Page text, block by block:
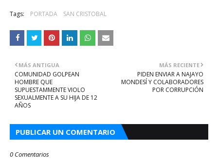
Tags: PORTADA SAN CRISTOBAL
MÁS RECIENTE
PIDEN ENVIAR A NAJAYO
MONDESÍ Y COLABORADORES
POR CORRUPCIÓN
MÁS ANTIGUA
COMUNIDAD GOLPEAN
HOMBRE QUE
SUPUESTAMMENTE VIOLO
SEXUALMENTE A SU HIJA DE 12
AÑOS
PUBLICAR UN COMENTARIO
0 Comentarios